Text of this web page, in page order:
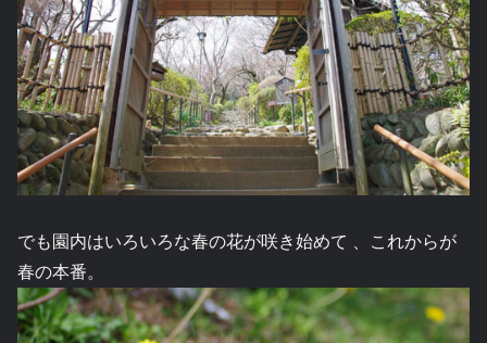
でも園内はいろいろな春の花が咲き始めて 、これからが
春の本番。